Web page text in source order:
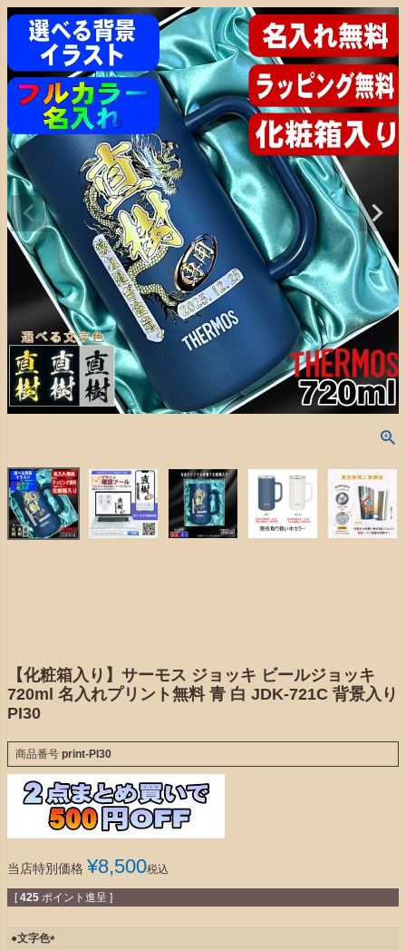
【化粧箱入り】サーモス ジョッキ ビールジョッキ
720ml 名入れプリント無料 青 白 JDK-721C 背景入り
PI30
商品番号 print-PI30
当店特別価格 ¥8,500税込
[ 425 ポイント進呈 ]
●文字色